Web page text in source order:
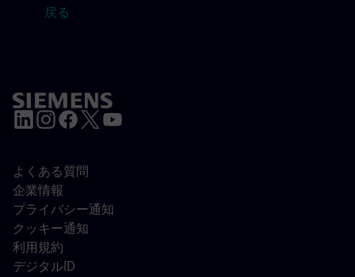
戻る
よくある質問
企業情報
プライバシー通知
クッキー通知
利用規約
デジタルID